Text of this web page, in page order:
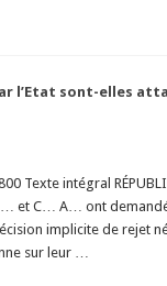
l’Etat sont-elles
Texte intégral
B… et C… A… ont
implicite de rejet
sur leur …